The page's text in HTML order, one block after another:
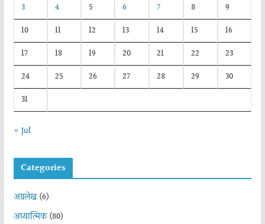
3
4 5 6 7 8
9
10
11 12 13 14 15
16
17
18 19 20 21 22
23
24
25 26 27 28 29
30
31
« Jul
Categories
अग्रलेख(6)
अध्यात्मिक(80)